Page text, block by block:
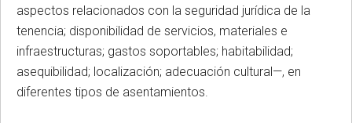
aspectos relacionados con la seguridad jurídica de la
tenencia; disponibilidad de servicios, materiales e
infraestructuras; gastos soportables; habitabilidad;
asequibilidad; localización; adecuación cultural—, en
diferentes tipos de asentamientos.